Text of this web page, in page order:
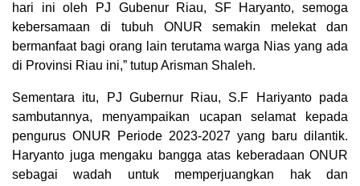
hari ini oleh PJ Gubenur Riau, SF Haryanto, semoga
kebersamaan di tubuh ONUR semakin melekat dan
bermanfaat bagi orang lain terutama warga Nias yang ada
di Provinsi Riau ini,” tutup Arisman Shaleh.
Sementara itu, PJ Gubernur Riau, S.F Hariyanto pada
sambutannya, menyampaikan ucapan selamat kepada
pengurus ONUR Periode 2023-2027 yang baru dilantik.
Haryanto juga mengaku bangga atas keberadaan ONUR
sebagai wadah untuk memperjuangkan hak dan